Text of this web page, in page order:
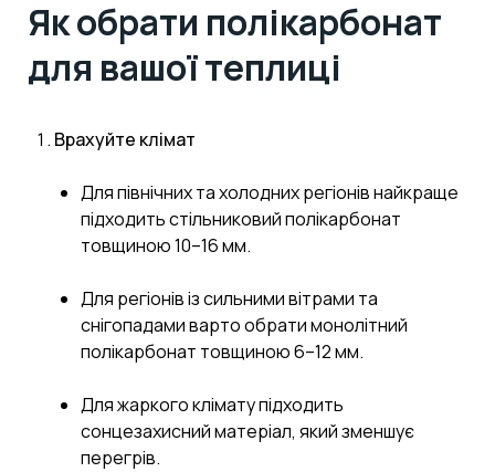
Як обрати полікарбонат
для вашої теплиці
Врахуйте клімат
Для північних та холодних регіонів найкраще
підходить стільниковий полікарбонат
товщиною 10–16 мм.
Для регіонів із сильними вітрами та
снігопадами варто обрати монолітний
полікарбонат товщиною 6–12 мм.
Для жаркого клімату підходить
сонцезахисний матеріал, який зменшує
перегрів.